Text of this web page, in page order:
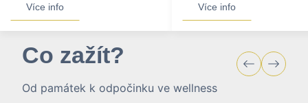
Více info Více info
Co zažít?
Od památek k odpočinku ve wellness